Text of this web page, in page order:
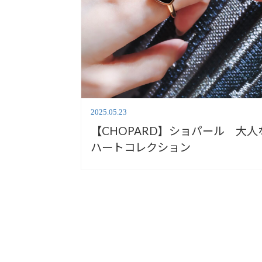
2025.05.23
【CHOPARD】ショパール 大人
ハートコレクション